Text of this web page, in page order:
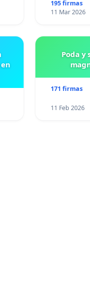
195 firmas
11 Mar 2026
Poda y
171 firmas
11 Feb 2026